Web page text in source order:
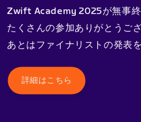
Zwift Academy 2025が無事終
たくさんの参加ありがとうご
あとはファイナリストの発表
詳細はこちら